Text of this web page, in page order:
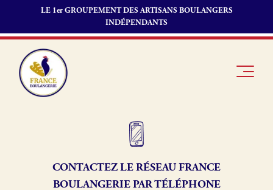
LE 1er GROUPEMENT DES ARTISANS BOULANGERS
INDÉPENDANTS
Je suis
boulanger
Offres
d’emploi
Je suis
fournisseur
CONTACTEZ LE RÉSEAUFRANCE
BOULANGERIE PAR TÉLÉPHONE